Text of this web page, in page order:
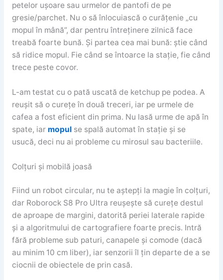
petelor ușoare sau urmelor de pantofi de pe
gresie/parchet. Nu o să înlocuiască o curățenie „cu
mopul în mână”, dar pentru întreținere zilnică face
treabă foarte bună. Și partea cea mai bună: știe când
să ridice mopul. Fie când se întoarce la stație, fie când
trece peste covor.
L-am testat cu o pată uscată de ketchup pe podea. A
reușit să o curețe în două treceri, iar pe urmele de
cafea a fost eficient din prima. Nu lasă urme de apă în
spate, iar mopulse spală automat în stație și se
usucă, deci nu ai probleme cu mirosul sau bacteriile.
Colțuri și mobilă joasă
Fiind un robot circular, nu te aștepți la magie în colțuri,
dar Roborock S8 Pro Ultra reușește să curețe destul
de aproape de margini, datorită periei laterale rapide
și a algoritmului de cartografiere foarte precis. Intră
fără probleme sub paturi, canapele și comode (dacă
au minim 10 cm liber), iar senzorii îl țin departe de a se
ciocnii de obiectele de prin casă.